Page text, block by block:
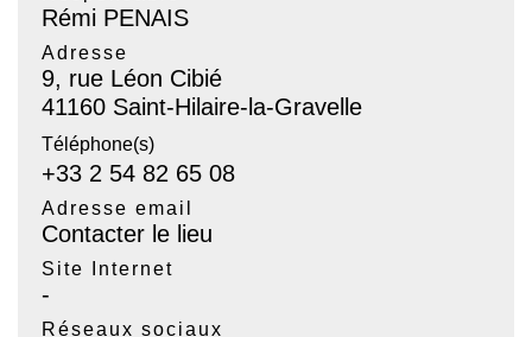
Rémi PENAIS
Adresse
9, rue Léon Cibié
41160 Saint-Hilaire-la-Gravelle
Téléphone(s)
+33 2 54 82 65 08
Adresse email
Contacter le lieu
Site Internet
-
Réseaux sociaux